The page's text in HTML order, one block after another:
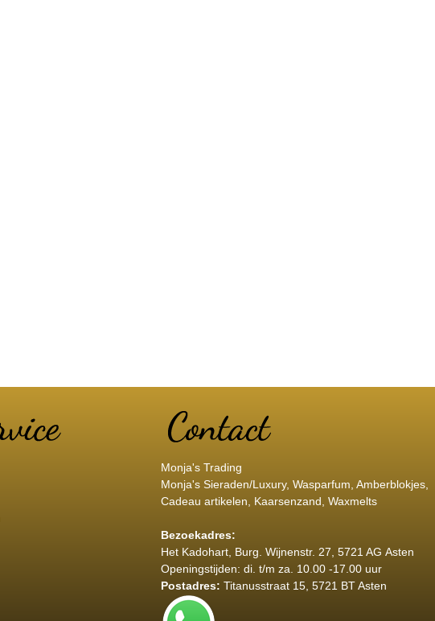
Monja's Trading
Monja's Sieraden/Luxury, Wasparfum, Amberblokjes,
Cadeau artikelen, Kaarsenzand, Waxmelts
Bezoekadres:
Het Kadohart, Burg. Wijnenstr. 27, 5721 AG Asten
Openingstijden: di. t/m za. 10.00 -17.00 uur
Postadres: Titanusstraat 15, 5721 BT Asten